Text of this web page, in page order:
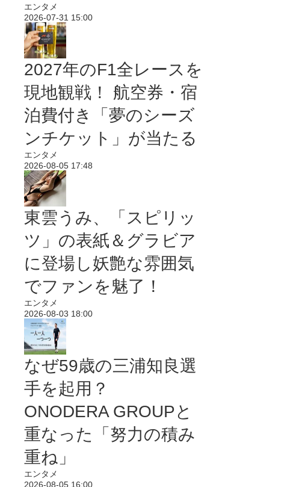
エンタメ
2026-07-31 15:00
2027年のF1全レースを
現地観戦！ 航空券・宿
泊費付き「夢のシーズ
ンチケット」が当たる
エンタメ
2026-08-05 17:48
東雲うみ、「スピリッ
ツ」の表紙＆グラビア
に登場し妖艶な雰囲気
でファンを魅了！
エンタメ
2026-08-03 18:00
なぜ59歳の三浦知良選
手を起用？
ONODERA GROUPと
重なった「努力の積み
重ね」
エンタメ
2026-08-05 16:00